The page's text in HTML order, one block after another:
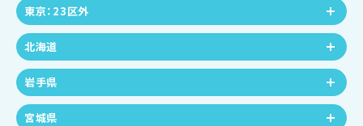
東京：23区外
北海道
岩手県
宮城県